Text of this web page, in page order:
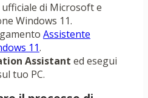
di Microsoft e
Windows 11.
Assistente
11.
Assistant ed esegui
tuo PC.